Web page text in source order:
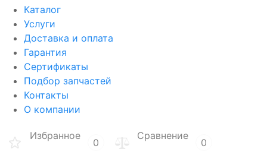
Каталог
Услуги
Доставка и оплата
Гарантия
Сертификаты
Подбор запчастей
Контакты
О компании
Избранное
0
Сравнение
0